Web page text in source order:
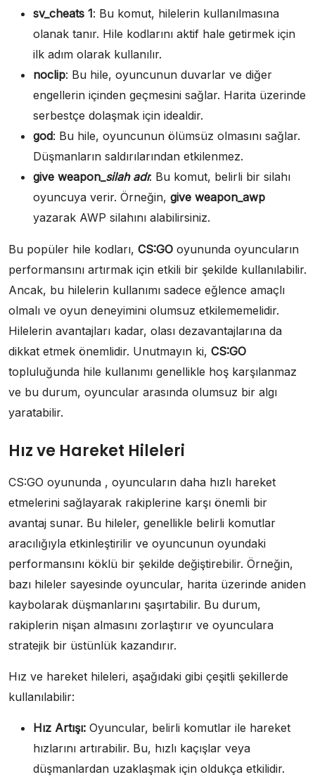
sv_cheats 1: Bu komut, hilelerin kullanılmasına
olanak tanır. Hile kodlarını aktif hale getirmek için
ilk adım olarak kullanılır.
noclip: Bu hile, oyuncunun duvarlar ve diğer
engellerin içinden geçmesini sağlar. Harita üzerinde
serbestçe dolaşmak için idealdir.
god: Bu hile, oyuncunun ölümsüz olmasını sağlar.
Düşmanların saldırılarından etkilenmez.
give weapon_silah adı: Bu komut, belirli bir silahı
oyuncuya verir. Örneğin, give weapon_awp
yazarak AWP silahını alabilirsiniz.
Bu popüler hile kodları, CS:GO oyununda oyuncuların
performansını artırmak için etkili bir şekilde kullanılabilir.
Ancak, bu hilelerin kullanımı sadece eğlence amaçlı
olmalı ve oyun deneyimini olumsuz etkilememelidir.
Hilelerin avantajları kadar, olası dezavantajlarına da
dikkat etmek önemlidir. Unutmayın ki, CS:GO
topluluğunda hile kullanımı genellikle hoş karşılanmaz
ve bu durum, oyuncular arasında olumsuz bir algı
yaratabilir.
Hız ve Hareket Hileleri
CS:GO oyununda , oyuncuların daha hızlı hareket
etmelerini sağlayarak rakiplerine karşı önemli bir
avantaj sunar. Bu hileler, genellikle belirli komutlar
aracılığıyla etkinleştirilir ve oyuncunun oyundaki
performansını köklü bir şekilde değiştirebilir. Örneğin,
bazı hileler sayesinde oyuncular, harita üzerinde aniden
kaybolarak düşmanlarını şaşırtabilir. Bu durum,
rakiplerin nişan almasını zorlaştırır ve oyunculara
stratejik bir üstünlük kazandırır.
Hız ve hareket hileleri, aşağıdaki gibi çeşitli şekillerde
kullanılabilir:
Hız Artışı: Oyuncular, belirli komutlar ile hareket
hızlarını artırabilir. Bu, hızlı kaçışlar veya
düşmanlardan uzaklaşmak için oldukça etkilidir.